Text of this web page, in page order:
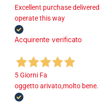
Excellent purchase
operate this way
Acquirente verificato
5 Giorni Fa
oggetto arivato,molto bene.